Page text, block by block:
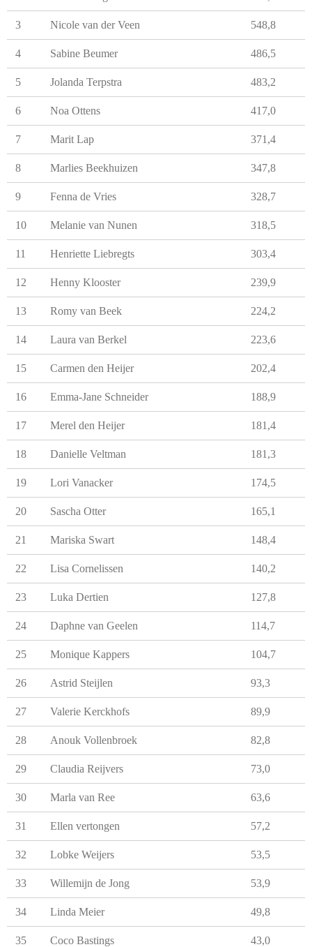
3 Nicole van der Veen 548,8
4 Sabine Beumer 486,5
5 Jolanda Terpstra 483,2
6 Noa Ottens 417,0
7 Marit Lap 371,4
8 Marlies Beekhuizen 347,8
9 Fenna de Vries 328,7
10 Melanie van Nunen 318,5
11 Henriette Liebregts 303,4
12 Henny Klooster 239,9
13 Romy van Beek 224,2
14 Laura van Berkel 223,6
15 Carmen den Heijer 202,4
16 Emma-Jane Schneider 188,9
17 Merel den Heijer 181,4
18 Danielle Veltman 181,3
19 Lori Vanacker 174,5
20 Sascha Otter 165,1
21 Mariska Swart 148,4
22 Lisa Cornelissen 140,2
23 Luka Dertien 127,8
24 Daphne van Geelen 114,7
25 Monique Kappers 104,7
26 Astrid Steijlen 93,3
27 Valerie Kerckhofs 89,9
28 Anouk Vollenbroek 82,8
29 Claudia Reijvers 73,0
30 Marla van Ree 63,6
31 Ellen vertongen 57,2
32 Lobke Weijers 53,5
33 Willemijn de Jong 53,9
34 Linda Meier 49,8
35 Coco Bastings 43,0